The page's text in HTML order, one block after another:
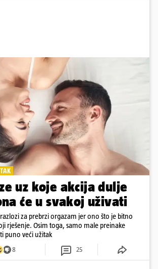
uz koje akcija dulje
će u svakoj uživati
za prebrzi orgazam jer ono što je bitno
rješenje. Osim toga, samo male preinake
puno veći užitak
8 25